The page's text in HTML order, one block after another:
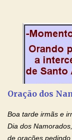
no programa de
relacionamentos.
sofrendo? Então
de orações
restaurar você e
separados, devido
relacionamento e
casal. Vamos orar
Deus). "Senhor
Oração dos
Boa tarde irmãs e
Dia dos
de orações